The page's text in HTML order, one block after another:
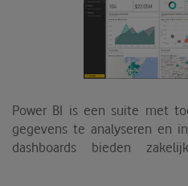
Power BI is een suite met
gegevens te analyseren en
dashboards bieden